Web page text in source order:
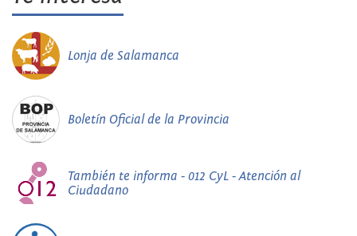
Lonja de Salamanca
Boletín Oficial de la Provincia
También te informa - 012 CyL - Atención al
Ciudadano